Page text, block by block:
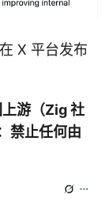
X 平台发布
游（Zig 社
禁止任何由